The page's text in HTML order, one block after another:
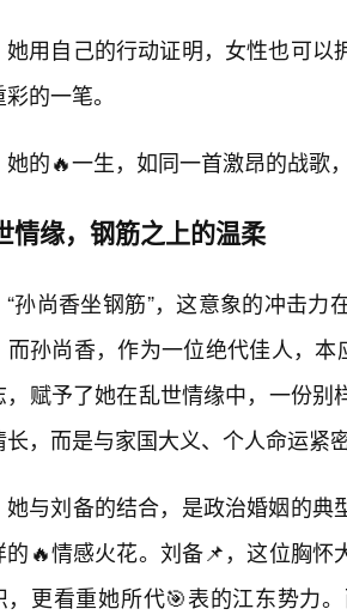
她用自己的行动证明，女性也可以
的一笔。
她的🔥一生，如同一首激昂的战歌
情缘，钢筋之上的温柔
“孙尚香坐钢筋”，这意象的冲击
而孙尚香，作为一位绝代佳人，
，赋予了她在乱世情缘中，一份
长，而是与家国大义、个人命运紧
她与刘备的结合，是政治婚姻的典
的🔥情感火花。刘备📌，这位胸
，更看重她所代🎯表的江东势力